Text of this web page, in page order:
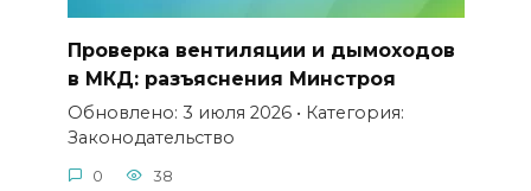
Проверка вентиляции и дымоходов
в МКД: разъяснения Минстроя
Обновлено: 3 июля 2026 • Категория:
Законодательство
0 38